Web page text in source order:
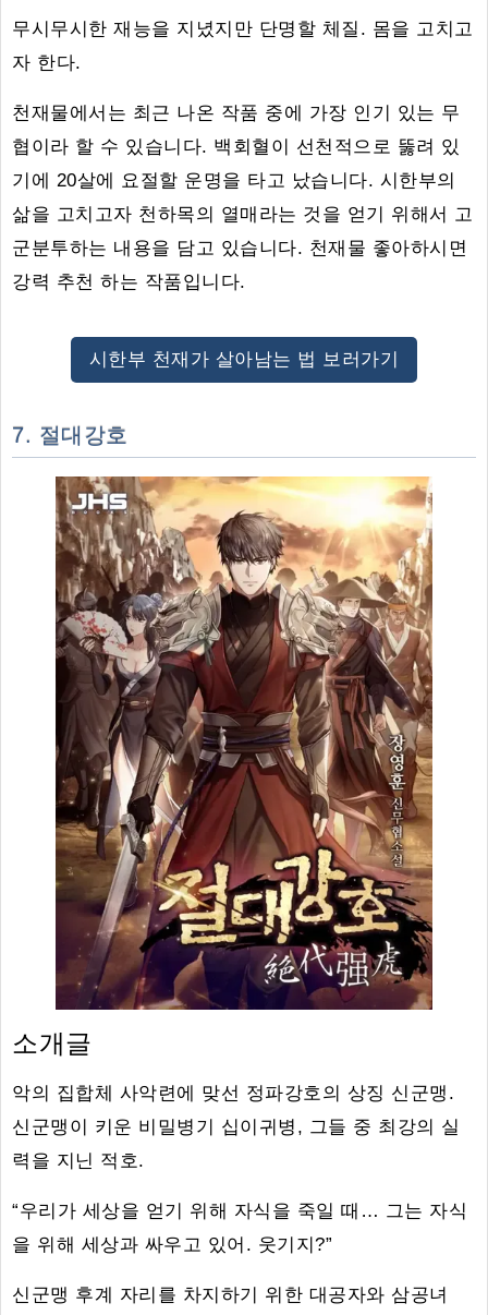
무시무시한 재능을 지녔지만 단명할 체질. 몸을 고치고
자 한다.
천재물에서는 최근 나온 작품 중에 가장 인기 있는 무
협이라 할 수 있습니다. 백회혈이 선천적으로 뚫려 있
기에 20살에 요절할 운명을 타고 났습니다. 시한부의
삶을 고치고자 천하목의 열매라는 것을 얻기 위해서 고
군분투하는 내용을 담고 있습니다. 천재물 좋아하시면
강력 추천 하는 작품입니다.
시한부 천재가 살아남는 법 보러가기
7. 절대강호
소개글
악의 집합체 사악련에 맞선 정파강호의 상징 신군맹.
신군맹이 키운 비밀병기 십이귀병, 그들 중 최강의 실
력을 지닌 적호.
“우리가 세상을 얻기 위해 자식을 죽일 때… 그는 자식
을 위해 세상과 싸우고 있어. 웃기지?”
신군맹 후계 자리를 차지하기 위한 대공자와 삼공녀